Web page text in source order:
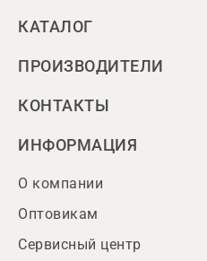
КАТАЛОГ
ПРОИЗВОДИТЕЛИ
КОНТАКТЫ
ИНФОРМАЦИЯ
О компании
Оптовикам
Сервисный центр